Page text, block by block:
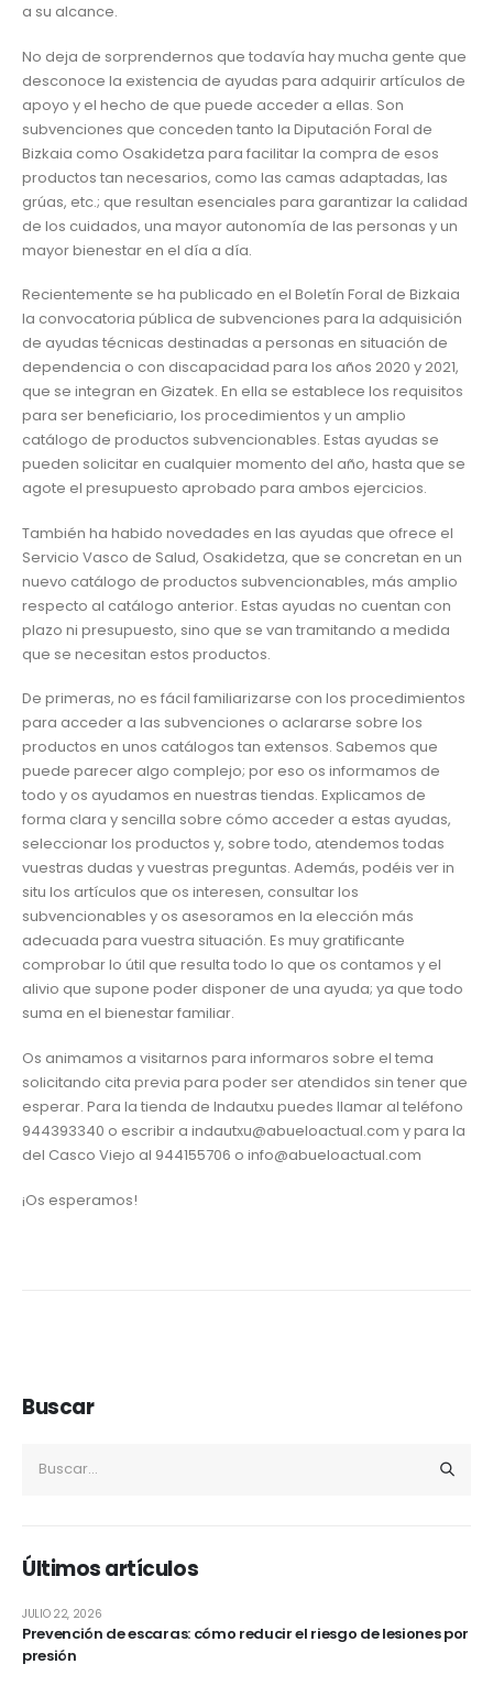
a su alcance.
No deja de sorprendernos que todavía hay mucha gente que
desconoce la existencia de ayudas para adquirir artículos de
apoyo y el hecho de que puede acceder a ellas. Son
subvenciones que conceden tanto la Diputación Foral de
Bizkaia como Osakidetza para facilitar la compra de esos
productos tan necesarios, como las camas adaptadas, las
grúas, etc.; que resultan esenciales para garantizar la calidad
de los cuidados, una mayor autonomía de las personas y un
mayor bienestar en el día a día.
Recientemente se ha publicado en el Boletín Foral de Bizkaia
la convocatoria pública de subvenciones para la adquisición
de ayudas técnicas destinadas a personas en situación de
dependencia o con discapacidad para los años 2020 y 2021,
que se integran en Gizatek. En ella se establece los requisitos
para ser beneficiario, los procedimientos y un amplio
catálogo de productos subvencionables. Estas ayudas se
pueden solicitar en cualquier momento del año, hasta que se
agote el presupuesto aprobado para ambos ejercicios.
También ha habido novedades en las ayudas que ofrece el
Servicio Vasco de Salud, Osakidetza, que se concretan en un
nuevo catálogo de productos subvencionables, más amplio
respecto al catálogo anterior. Estas ayudas no cuentan con
plazo ni presupuesto, sino que se van tramitando a medida
que se necesitan estos productos.
De primeras, no es fácil familiarizarse con los procedimientos
para acceder a las subvenciones o aclararse sobre los
productos en unos catálogos tan extensos. Sabemos que
puede parecer algo complejo; por eso os informamos de
todo y os ayudamos en nuestras tiendas. Explicamos de
forma clara y sencilla sobre cómo acceder a estas ayudas,
seleccionar los productos y, sobre todo, atendemos todas
vuestras dudas y vuestras preguntas. Además, podéis ver in
situ los artículos que os interesen, consultar los
subvencionables y os asesoramos en la elección más
adecuada para vuestra situación. Es muy gratificante
comprobar lo útil que resulta todo lo que os contamos y el
alivio que supone poder disponer de una ayuda; ya que todo
suma en el bienestar familiar.
Os animamos a visitarnos para informaros sobre el tema
solicitando cita previa para poder ser atendidos sin tener que
esperar. Para la tienda de Indautxu puedes llamar al teléfono
944393340 o escribir a indautxu@abueloactual.com y para la
del Casco Viejo al 944155706 o info@abueloactual.com
¡Os esperamos!
Buscar
Últimos artículos
Prevención de escaras: cómo reducir el riesgo de lesiones por
presión
JULIO 22, 2026